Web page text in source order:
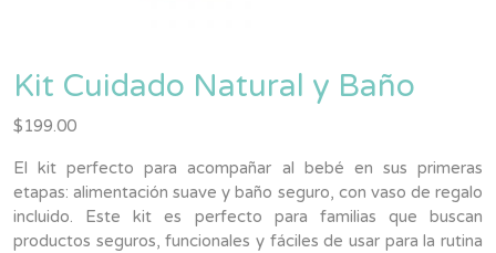
Kit Cuidado Natural y Baño
$199.00
El kit perfecto para acompañar al bebé en sus primeras
etapas: alimentación suave y baño seguro, con vaso de regalo
incluido. Este kit es perfecto para familias que buscan
productos seguros, funcionales y fáciles de usar para la rutina